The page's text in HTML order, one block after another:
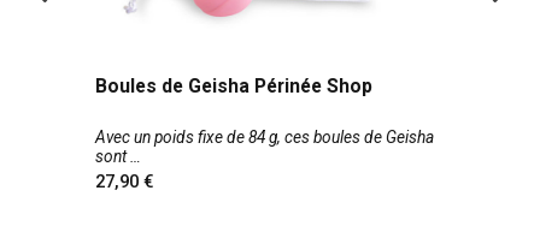
Boules de Geisha Périnée Shop
Avec un poids fixe de 84 g, ces boules de Geisha
sont
27,90